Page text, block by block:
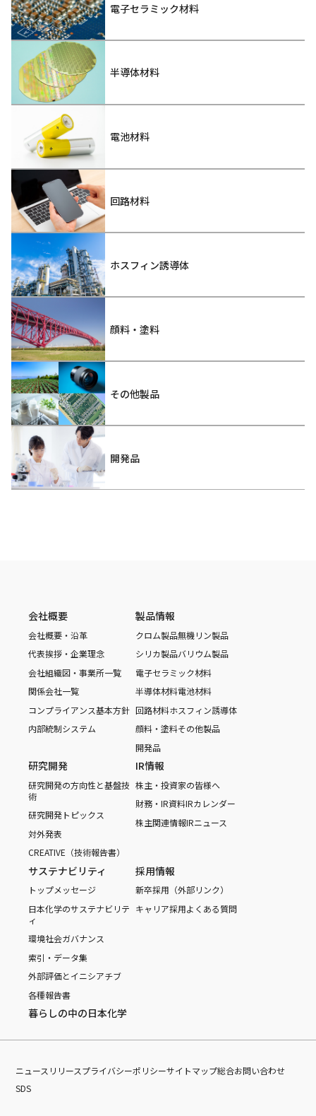
電子セラミック材料
半導体材料
電池材料
回路材料
ホスフィン誘導体
顔料・塗料
その他製品
開発品
会社概要
会社概要・沿革
代表挨拶・企業理念
会社組織図・事業所一覧
関係会社一覧
コンプライアンス基本方針
内部統制システム
製品情報
クロム製品無機リン製品
シリカ製品バリウム製品
電子セラミック材料
半導体材料電池材料
回路材料ホスフィン誘導体
顔料・塗料その他製品
開発品
研究開発
研究開発の方向性と基盤技
術
研究開発トピックス
対外発表
CREATIVE（技術報告書）
IR情報
株主・投資家の皆様へ
財務・IR資料IRカレンダー
株主関連情報IRニュース
サステナビリティ
トップメッセージ
日本化学のサステナビリテ
ィ
環境社会ガバナンス
索引・データ集
外部評価とイニシアチブ
各種報告書
採用情報
新卒採用（外部リンク）
キャリア採用よくある質問
暮らしの中の日本化学
ニュースリリースプライバシーポリシーサイトマップ総合お問い合わせ
SDS